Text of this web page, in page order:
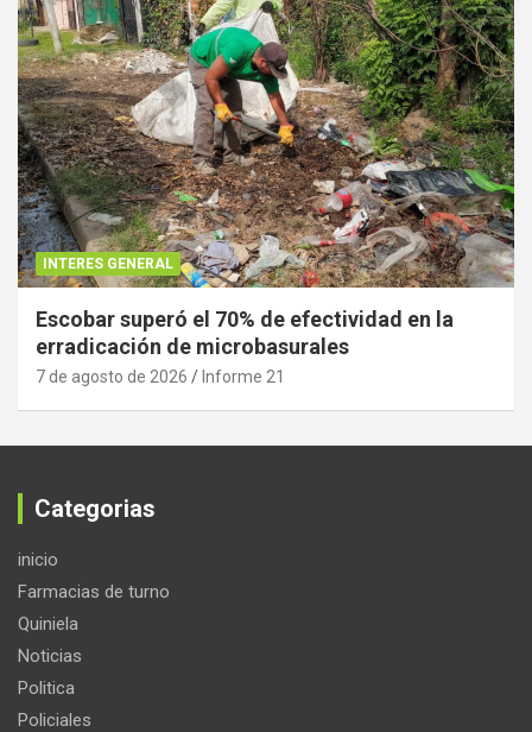
INTERES GENERAL
Escobar superó el 70% de efectividad en la
erradicación de microbasurales
7 de agosto de 2026 Informe 21
Categorias
inicio
Farmacias de turno
Quiniela
Noticias
Politica
Policiales